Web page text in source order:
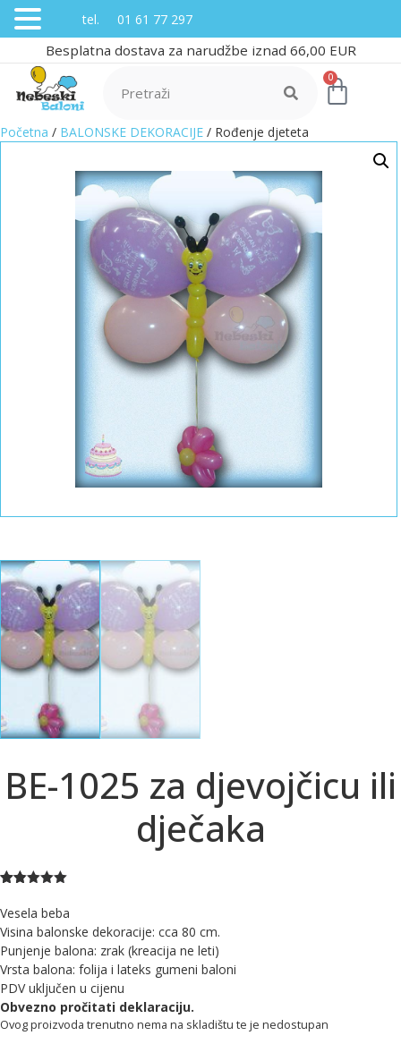
Besplatna dostava za narudžbe iznad 66,00 EUR
0
Početna / BALONSKE DEKORACIJE / Rođenje djeteta
BE-1025 za djevojčicu ili
dječaka
Vesela beba
Visina balonske dekoracije: cca 80 cm.
Punjenje balona: zrak (kreacija ne leti)
Vrsta balona: folija i lateks gumeni baloni
PDV uključen u cijenu
Obvezno pročitati deklaraciju.
Ovog proizvoda trenutno nema na skladištu te je nedostupan
tel. 01 61 77 297